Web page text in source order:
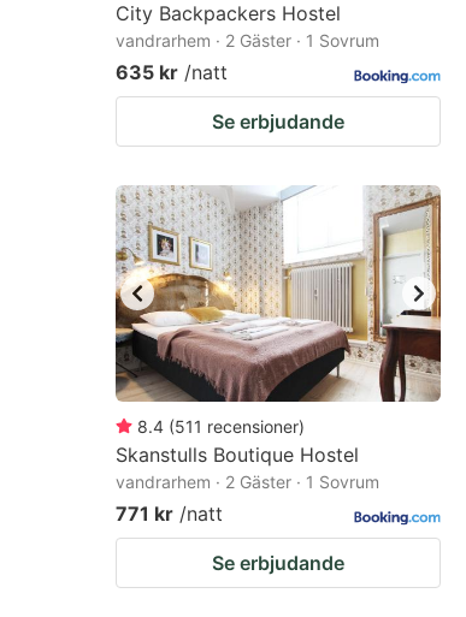
City Backpackers Hostel
vandrarhem · 2 Gäster · 1 Sovrum
635 kr /natt
Se erbjudande
8.4 (511 recensioner)
Skanstulls Boutique Hostel
vandrarhem · 2 Gäster · 1 Sovrum
771 kr /natt
Se erbjudande